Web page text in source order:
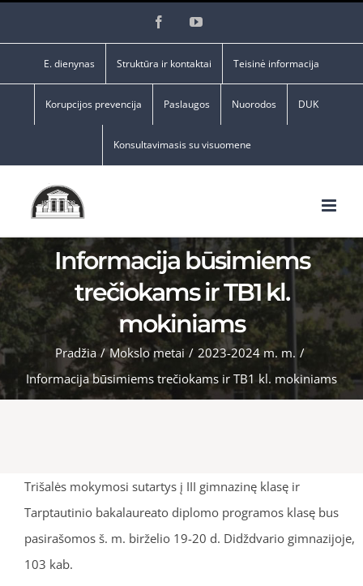
FacebookYouTube
E. dienynas Struktūra ir kontaktai Teisinė informacija
Korupcijos prevencija Paslaugos Nuorodos DUK
Konsultavimasis su visuomene
Informacija būsimiems
trečiokams ir TB1 kl.
mokiniams
Pradžia / Mokslo metai / 2023-2024 m. m. /
Informacija būsimiems trečiokams ir TB1 kl. mokiniams
Trišalės mokymosi sutartys į III gimnazinę klasę ir
Tarptautinio bakalaureato diplomo programos klasę bus
pasirašomos š. m. birželio 19-20 d. Didždvario gimnazijoje,
103 kab.